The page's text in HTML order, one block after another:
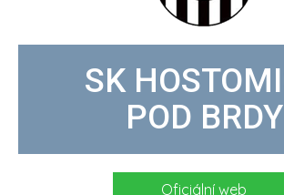
SK
POD BRDY
Oficiální web